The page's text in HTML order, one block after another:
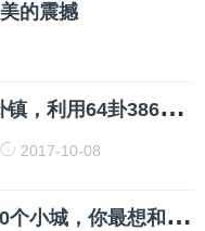
的震撼
我
国这座八卦镇，利用64卦386爻易经数理，道道相通永不堵车
2017-10-08
中
国最美的30个小城，你最想和谁一起去？